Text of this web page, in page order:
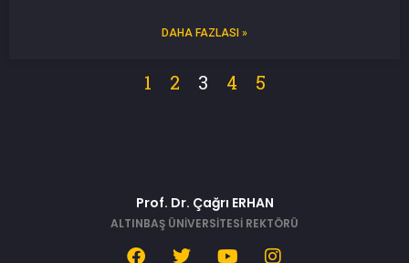
DAHA FAZLASI »
1 2 3 4 5
Prof. Dr. Çağrı ERHAN
ALTINBAŞ ÜNİVERSİTESİ REKTÖRÜ